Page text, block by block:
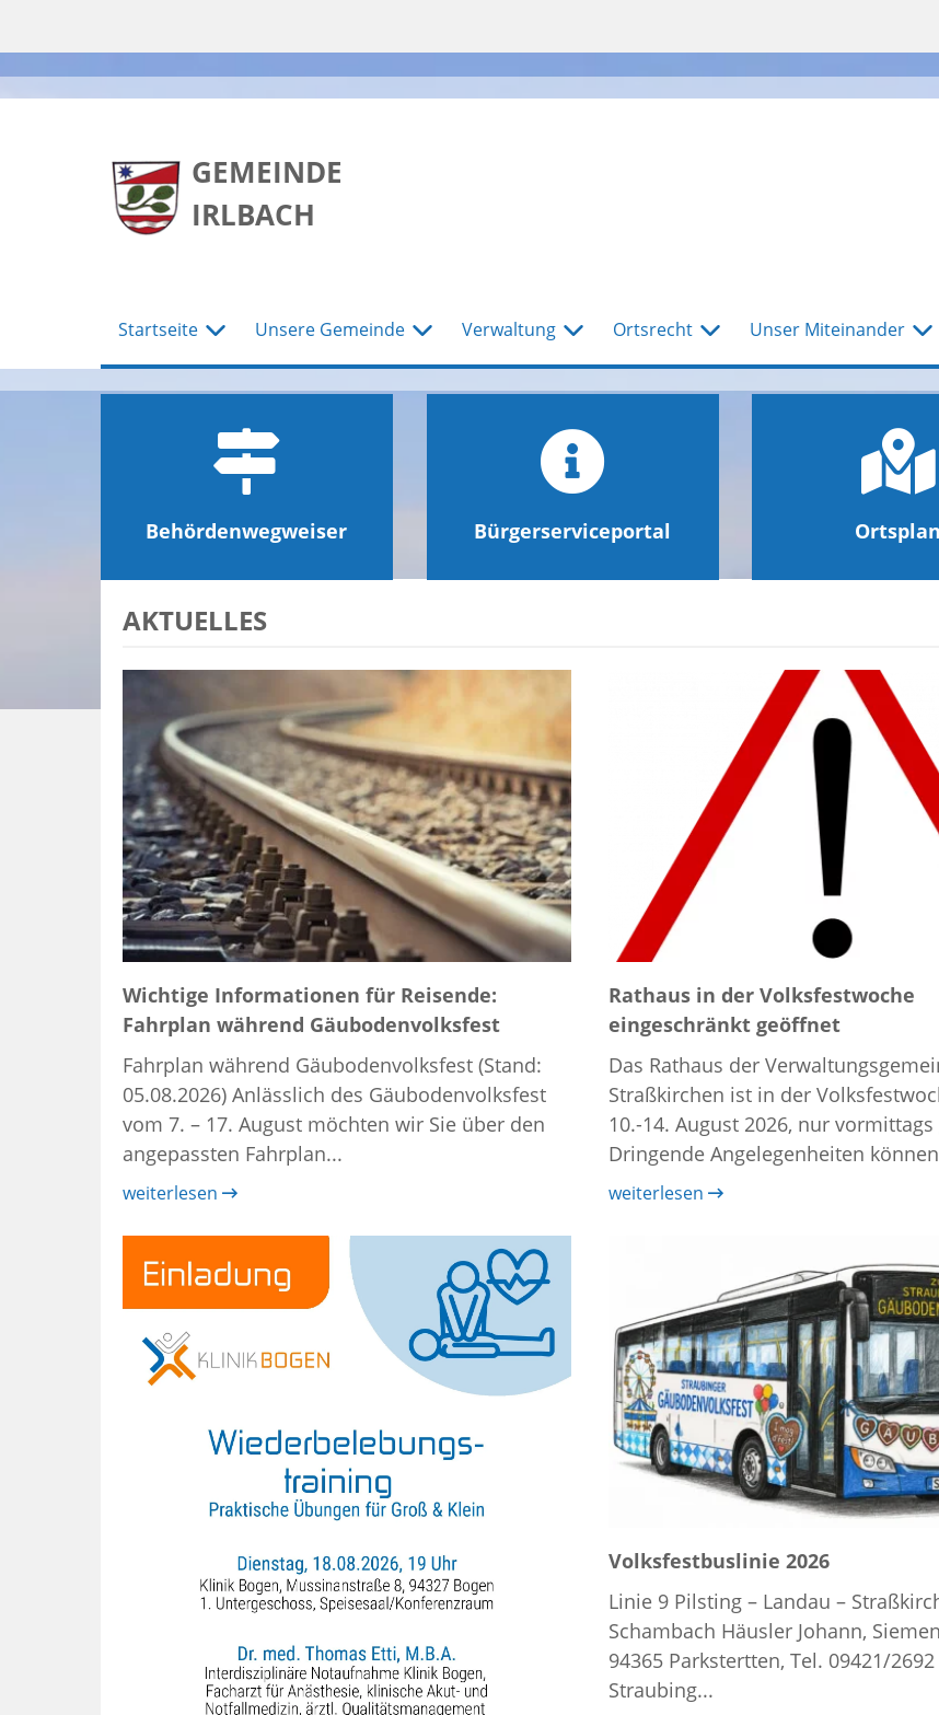
Hauptmenu
Seiteninhalt
Footer
GEMEINDE
IRLBACH
Startseite Unsere Gemeinde Verwaltung Ortsrecht Unser Miteinander
Behördenwegweiser Bürgerserviceportal Ortsplan
AKTUELLES
Wichtige Informationen für Reisende:
Fahrplan während Gäubodenvolksfest
Fahrplan während Gäubodenvolksfest (Stand:
05.08.2026) Anlässlich des Gäubodenvolksfest
vom 7. – 17. August möchten wir Sie über den
angepassten Fahrplan...
weiterlesen
Rathaus in der Volksfestwoche
eingeschränkt geöffnet
Das Rathaus der
Straßkirchen ist in der
10.-14. August 2026, nur
Dringende Angelegenheiten
weiterlesen
Volksfestbuslinie 2026
Linie 9 Pilsting – Landau –
Schambach Häusler Johann,
94365 Parkstertten, Tel. 09421/
Straubing...